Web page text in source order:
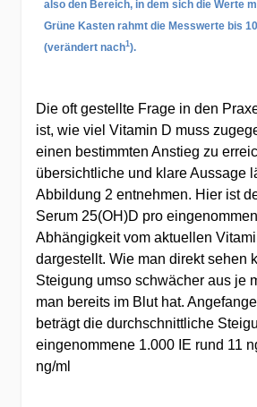
also den Bereich, in dem sich die Werte
Grüne Kasten rahmt die Messwerte bis
(verändert nach1).
Die oft gestellte Frage in den
ist, wie viel Vitamin D muss
einen bestimmten Anstieg zu
übersichtliche und klare Aussage
Abbildung 2 entnehmen. Hier ist
Serum 25(OH)D pro
Abhängigkeit vom aktuellen
dargestellt. Wie man direkt sehen
Steigung umso schwächer aus je
man bereits im Blut hat.
beträgt die durchschnittliche
eingenommene 1.000 IE rund 11
ng/ml